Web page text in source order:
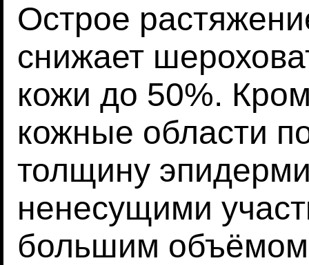
Острое
снижает
кожи до 50%.
кожные области
толщину
ненесущими
большим объёмом